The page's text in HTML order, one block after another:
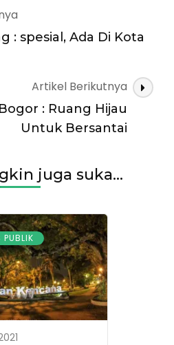
rekreasi
: spesial, Ada Di Kota
Artikel Berikutnya
: Ruang Hijau
Untuk Bersantai
juga suka...